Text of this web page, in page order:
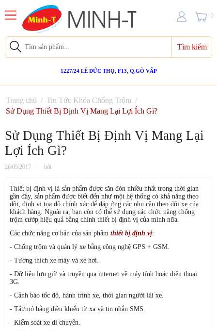
Tìm kiếm
1227/24 LÊ ĐỨC THỌ, F13, Q.GÒ VẤP
0
Trang chủ / Tin Tức Khóa Chống Trộm /
Sử Dụng Thiết Bị Định Vị Mang Lại Lợi Ích Gì?
Sử Dụng Thiết Bị Định Vị Mang Lại
Lợi Ích Gì?
26/05/2017 bởi
Thiết bị định vị là sản phẩm được săn đón nhiều nhất trong thời gian
gần đây, sản phẩm được biết đến như một hệ thống có khả năng theo
dõi, định vị tọa độ chính xác để đáp ứng các nhu cầu theo dõi xe của
khách hàng. Ngoài ra, bạn còn có thể sử dụng các chức năng chống
trộm cướp hiệu quả bằng chính thiết bị định vị của mình nữa.
Các chức năng cơ bản của sản phẩm thiết bị định vị:
- Chống trộm và quản lý xe bằng công nghệ GPS + GSM.
- Tương thích xe máy và xe hơi.
- Dữ liệu lưu giữ và truyền qua internet về máy tính hoặc điện thoại
3G.
- Cảnh báo tốc độ, hành trình xe, thời gian người lái xe.
- Tắt/mỏ bằng điều khiển từ xa và tin nhắn SMS.
- Kiểm soát xe di chuyển.